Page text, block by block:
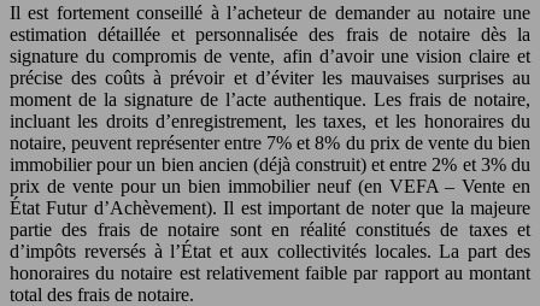
Il est fortement conseillé à l’acheteur de demander au notaire une
estimation détaillée et personnalisée des frais de notaire dès la
signature du compromis de vente, afin d’avoir une vision claire et
précise des coûts à prévoir et d’éviter les mauvaises surprises au
moment de la signature de l’acte authentique. Les frais de notaire,
incluant les droits d’enregistrement, les taxes, et les honoraires du
notaire, peuvent représenter entre 7% et 8% du prix de vente du bien
immobilier pour un bien ancien (déjà construit) et entre 2% et 3% du
prix de vente pour un bien immobilier neuf (en VEFA – Vente en
État Futur d’Achèvement). Il est important de noter que la majeure
partie des frais de notaire sont en réalité constitués de taxes et
d’impôts reversés à l’État et aux collectivités locales. La part des
honoraires du notaire est relativement faible par rapport au montant
total des frais de notaire.